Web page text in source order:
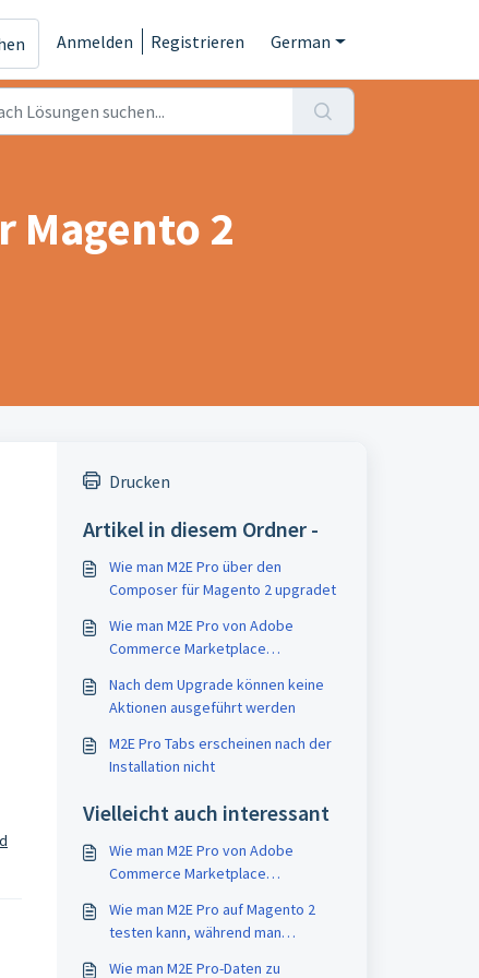
Anmelden Registrieren German
Magento 2
Drucken
Artikel in diesem Ordner -
Wie man M2E Pro über den
Composer für Magento 2 upgradet
Wie man M2E Pro von Adobe
Commerce Marketplace
für Magento 2
Nach dem Upgrade können keine
Aktionen ausgeführt werden
M2E Pro Tabs erscheinen nach der
Installation nicht
Vielleicht auch interessant
Wie man M2E Pro von Adobe
Commerce Marketplace
für Magento 2
Wie man M2E Pro auf Magento 2
testen kann, während man
Wie man M2E Pro-Daten zu